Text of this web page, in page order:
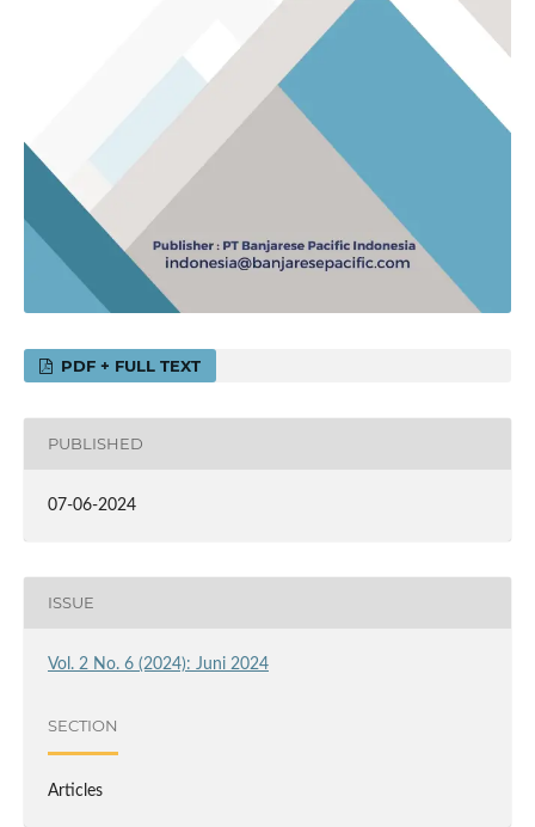
PDF + FULL TEXT
PUBLISHED
07-06-2024
ISSUE
Vol. 2 No. 6 (2024): Juni 2024
SECTION
Articles